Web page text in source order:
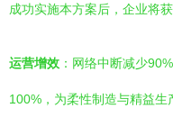
成功实施本方案后，企业将
运营增效 ：网络中断减少
100%，为柔性制造与精益生